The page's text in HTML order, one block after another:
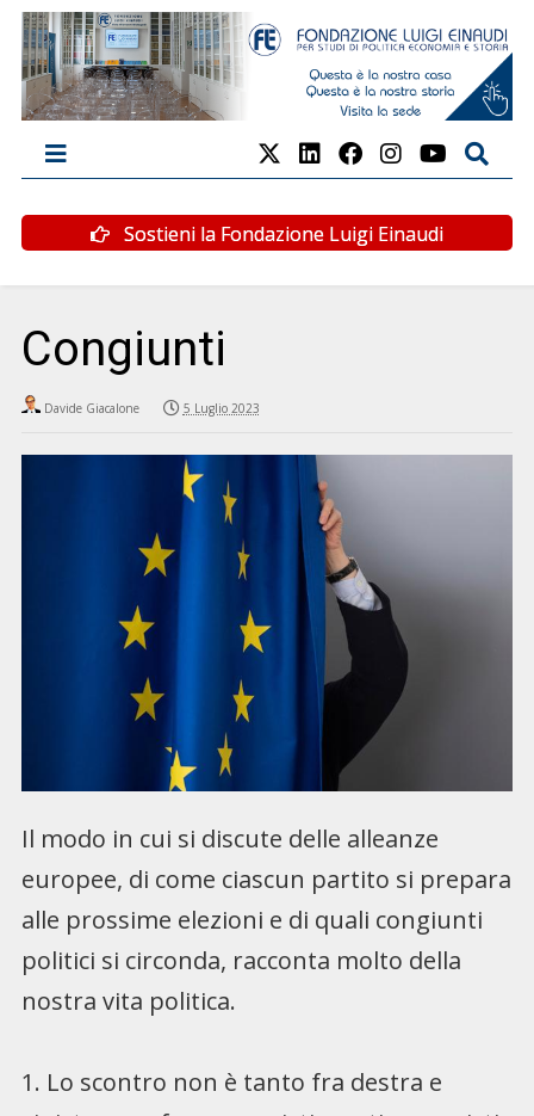
Sostieni la Fondazione Luigi Einaudi
Congiunti
Davide Giacalone 5 Luglio 2023
Il modo in cui si discute delle alleanze
europee, di come ciascun partito si prepara
alle prossime elezioni e di quali congiunti
politici si circonda, racconta molto della
nostra vita politica.
1. Lo scontro non è tanto fra destra e